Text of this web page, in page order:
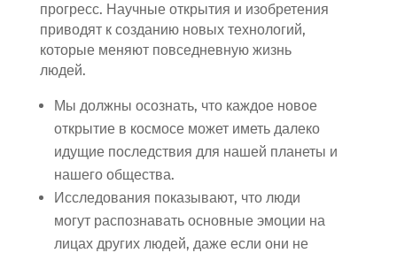
прогресс. Научные открытия и изобретения
приводят к созданию новых технологий,
которые меняют повседневную жизнь
людей.
Мы должны осознать, что каждое новое
открытие в космосе может иметь далеко
идущие последствия для нашей планеты и
нашего общества.
Исследования показывают, что люди
могут распознавать основные эмоции на
лицах других людей, даже если они не